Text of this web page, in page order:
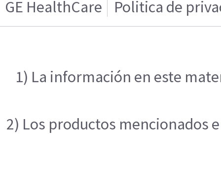
GE HealthCare Politica de
1) La información en este
2) Los productos mencionados